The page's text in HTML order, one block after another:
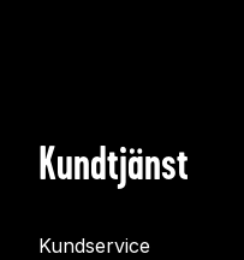
Kundtjänst
Kundservice